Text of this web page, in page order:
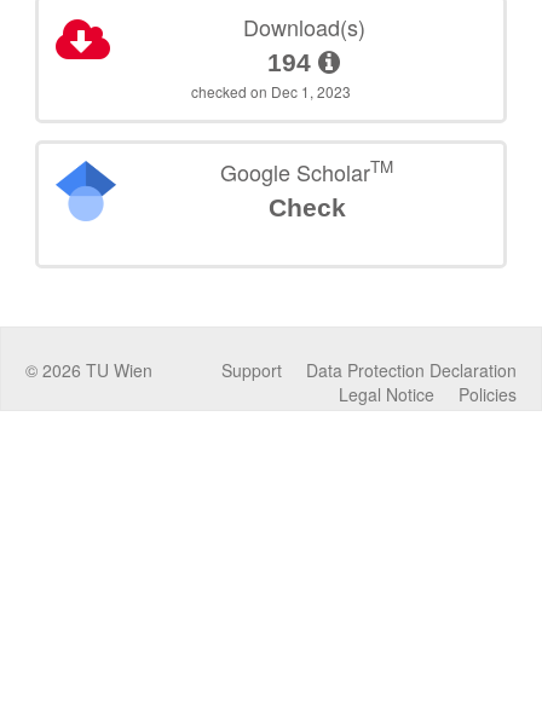
Download(s)
194
checked on Dec 1, 2023
Google ScholarTM
Check
© 2026 TU Wien Data Protection Declaration
Support
Policies
Legal Notice